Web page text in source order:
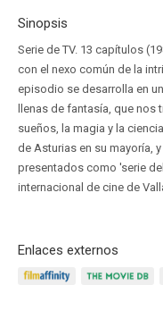
Sinopsis
Serie de TV. 13 capítulos
con el nexo común de la
episodio se desarrolla en
llenas de fantasía, que
sueños, la magia y la
de Asturias en su mayoría,
presentados como 'serie
internacional de cine de
Enlaces externos